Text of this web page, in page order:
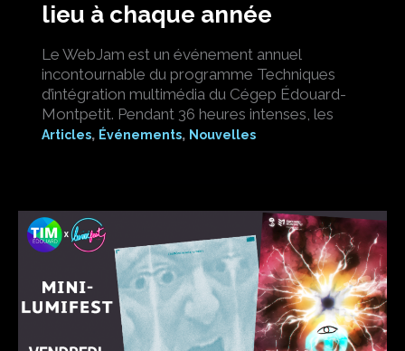
lieu à chaque année
Le WebJam est un événement annuel
incontournable du programme Techniques
d’intégration multimédia du Cégep Édouard-
Montpetit. Pendant 36 heures intenses, les
Articles, Événements, Nouvelles